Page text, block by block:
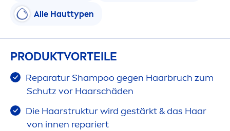
Alle Hauttypen
PRODUKTVORTEILE
Reparatur Shampoo gegen Haarbruch zum
Schutz vor Haarschäden
Die Haarstruktur wird gestärkt & das Haar
von innen repariert